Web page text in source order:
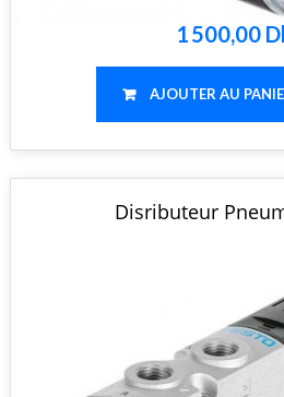
1 500,00
AJOUTER AU
Disributeur